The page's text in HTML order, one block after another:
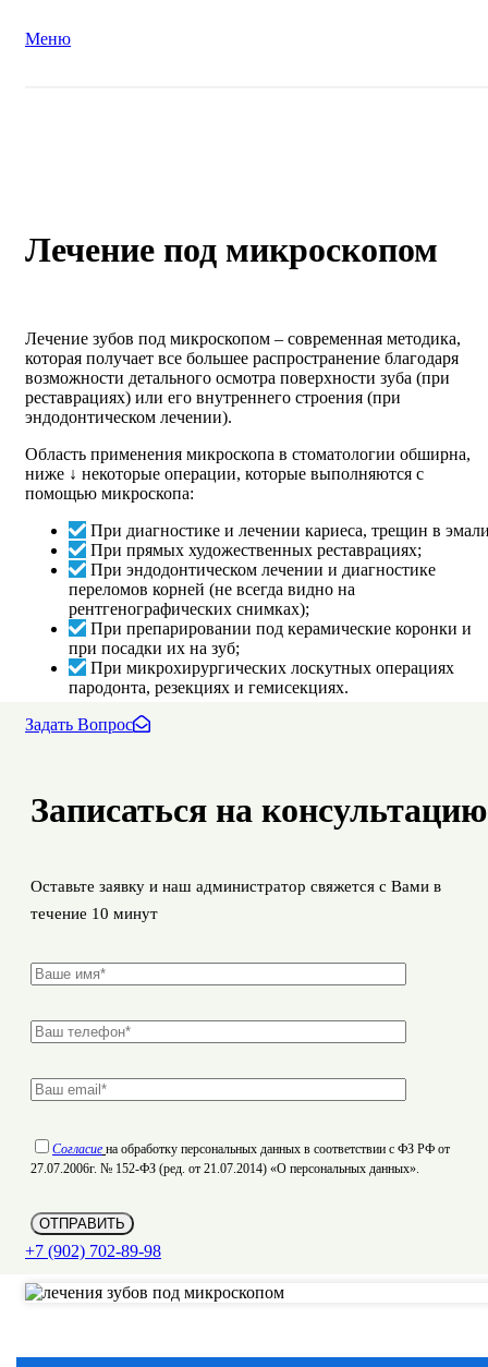
Меню
Лечение под микроскопом
Лечение зубов под микроскопом – современная методика,
которая получает все большее распространение благодаря
возможности детального осмотра поверхности зуба (при
реставрациях) или его внутреннего строения (при
эндодонтическом лечении).
Область применения микроскопа в стоматологии обширна,
ниже ↓ некоторые операции, которые выполняются с
помощью микроскопа:
При диагностике и лечении кариеса, трещин в
При прямых художественных реставрациях;
При эндодонтическом лечении и диагностике
переломов корней (не всегда видно на
рентгенографических снимках);
При препарировании под керамические коронки и
при посадки их на зуб;
При микрохирургических лоскутных операциях
пародонта, резекциях и гемисекциях.
Задать Вопрос
Записаться на консультацию
Оставьте заявку и наш администратор свяжется с Вами в
течение 10 минут
Согласие на обработку персональных данных в соответствии с ФЗ РФ от
27.07.2006г. № 152-ФЗ (ред. от 21.07.2014) «О персональных данных».
+7 (902) 702‑89-98